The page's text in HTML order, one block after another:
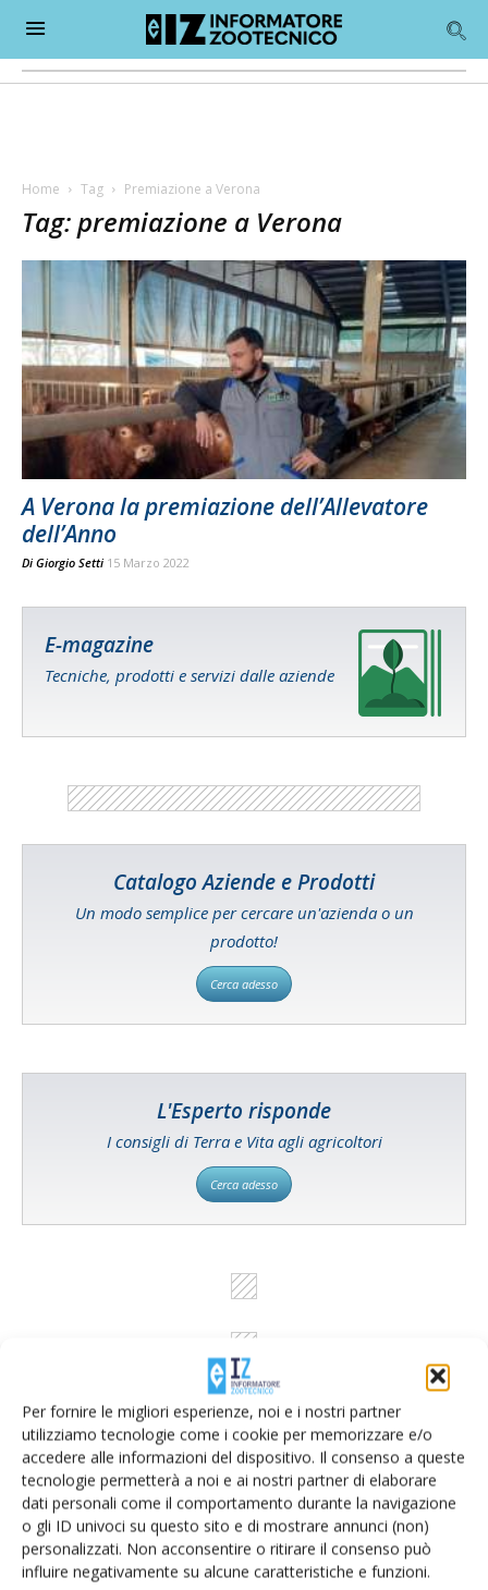
Per fornire le migliori esperienze, noi e i nostri partner
utilizziamo tecnologie come i cookie per memorizzare e/o
accedere alle informazioni del dispositivo. Il consenso a queste
tecnologie permetterà a noi e ai nostri partner di elaborare
dati personali come il comportamento durante la navigazione
o gli ID univoci su questo sito e di mostrare annunci (non)
personalizzati. Non acconsentire o ritirare il consenso può
influire negativamente su alcune caratteristiche e funzioni.
Home Tag Premiazione a Verona
Tag: premiazione a Verona
A Verona la premiazione dell’Allevatore
dell’Anno
Di Giorgio Setti 15 Marzo 2022
E-magazine
Tecniche, prodotti e servizi dalle aziende
Catalogo Aziende e Prodotti
Un modo semplice per cercare un'azienda o un
prodotto!
Cerca adesso
L'Esperto risponde
I consigli di Terra e Vita agli agricoltori
Cerca adesso
Rimani aggiornato sul mondo
dell’agricoltura